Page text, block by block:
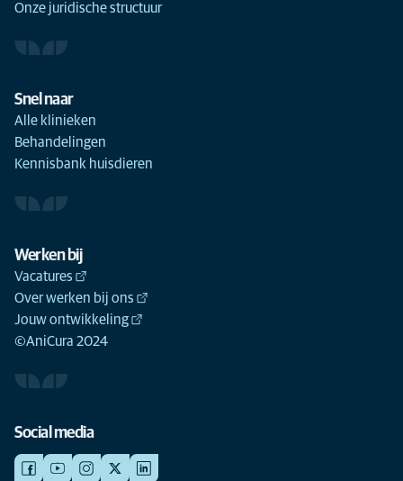
Onze juridische structuur
Snel naar
Alle klinieken
Behandelingen
Kennisbank huisdieren
Werken bij
Vacatures
Over werken bij ons
Jouw ontwikkeling
©AniCura 2024
Social media